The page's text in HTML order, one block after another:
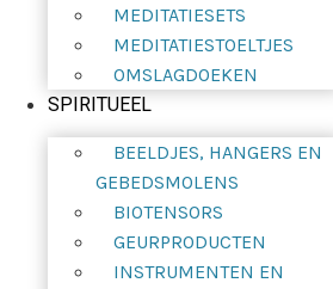
MEDITATIESETS
MEDITATIESTOELTJES
OMSLAGDOEKEN
SPIRITUEEL
BEELDJES, HANGERS EN
GEBEDSMOLENS
BIOTENSORS
GEURPRODUCTEN
INSTRUMENTEN EN